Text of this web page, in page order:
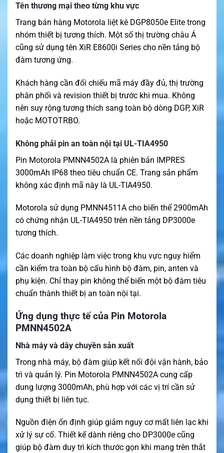
Tên thương mại theo từng khu vực
Trang bán hàng Motorola liệt kê DGP8050e Elite trong
nhóm thiết bị tương thích. Một số thị trường châu Á
cũng sử dụng tên XiR E8600i Series cho nền tảng bộ
đàm tương ứng.
Khách hàng cần đối chiếu mã máy đầy đủ, thị trường
phân phối và revision thiết bị trước khi mua. Không
nên suy rộng tương thích sang toàn bộ dòng DGP, XiR
hoặc MOTOTRBO.
Không phải pin an toàn nội tại UL-TIA4950
Pin Motorola PMNN4502A là phiên bản IMPRES
3000mAh IP68 theo tiêu chuẩn CE. Trang sản phẩm
không xác định mã này là UL-TIA4950.
Motorola sử dụng PMNN4511A cho biến thể 2900mAh
có chứng nhận UL-TIA4950 trên nền tảng DP3000e
tương thích.
Các doanh nghiệp làm việc trong khu vực nguy hiểm
cần kiểm tra toàn bộ cấu hình bộ đàm, pin, anten và
phụ kiện. Chỉ thay pin không thể biến một bộ đàm tiêu
chuẩn thành thiết bị an toàn nội tại.
Ứng dụng thực tế của Pin Motorola
PMNN4502A
Nhà máy và dây chuyền sản xuất
Trong nhà máy, bộ đàm giúp kết nối đội vận hành, bảo
trì và quản lý. Pin Motorola PMNN4502A cung cấp
dung lượng 3000mAh, phù hợp với các vị trí cần sử
dụng thiết bị liên tục.
Nguồn điện ổn định giúp giảm nguy cơ mất liên lạc khi
xử lý sự cố. Thiết kế dành riêng cho DP3000e cũng
giúp bộ đàm duy trì kích thước gọn khi mang trên thắt